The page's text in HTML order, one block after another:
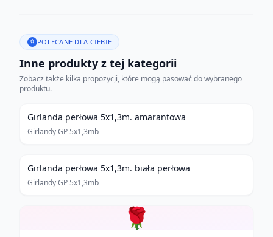
POLECANE DLA CIEBIE
Inne produkty z tej kategorii
Zobacz także kilka propozycji, które mogą pasować do wybranego
produktu.
Girlanda perłowa 5x1,3m. amarantowa
Girlandy GP 5x1,3mb
Girlanda perłowa 5x1,3m. biała perłowa
Girlandy GP 5x1,3mb
🌹